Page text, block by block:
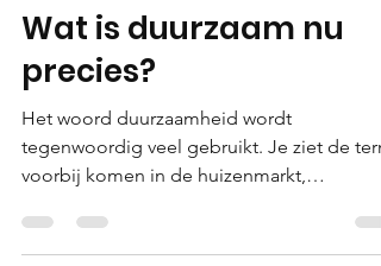
14 feb 2021
Wat is duurzaam nu
precies?
Het woord duurzaamheid wordt
voorbij komen in de huizenmarkt,
kledingindustrie,...